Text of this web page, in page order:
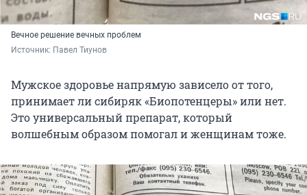
Вечное решение вечных проблем
Источник: Павел Тиунов
Мужское здоровье напрямую зависело от того,
принимает ли сибиряк «Биопотенцеры» или нет.
Это универсальный препарат, который
волшебным образом помогал и женщинам тоже.